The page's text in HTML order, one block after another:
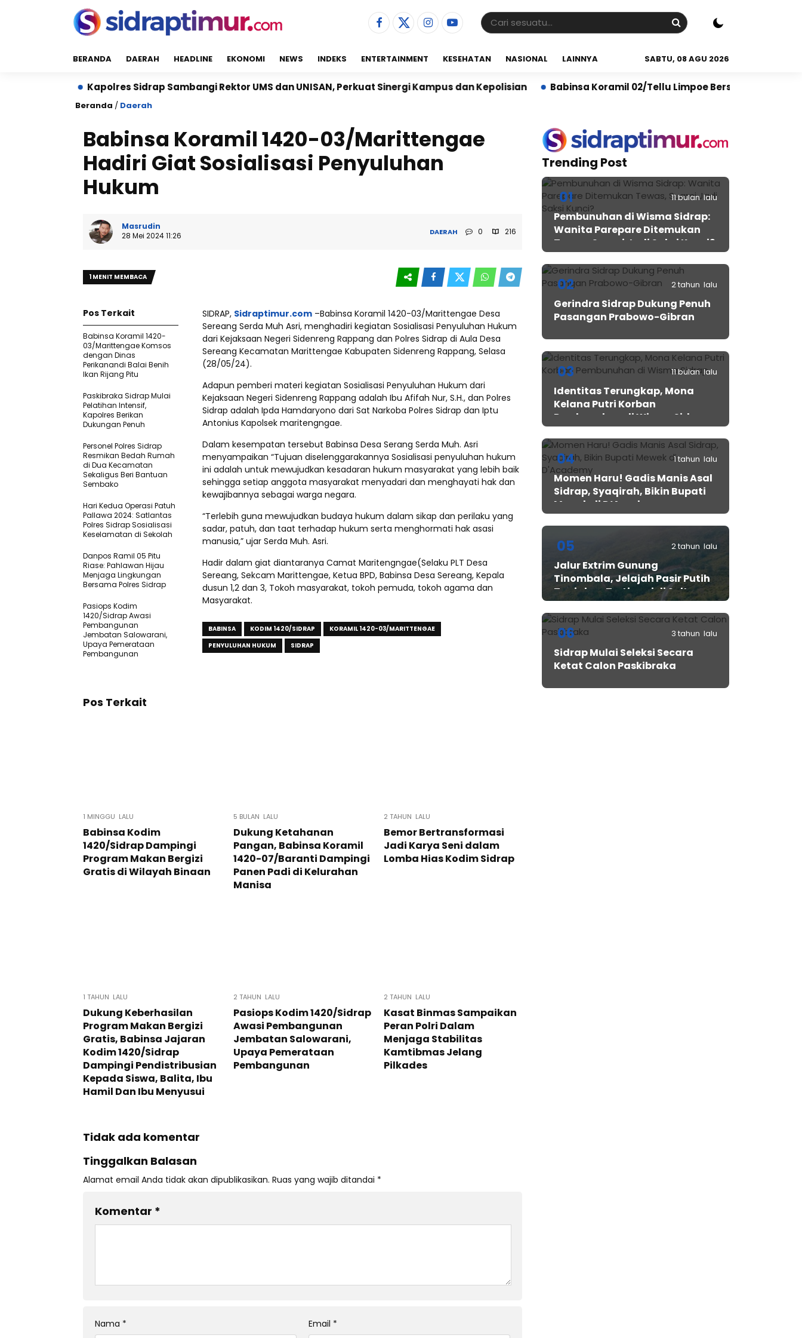
BERANDA DAERAH HEADLINE EKONOMI NEWS INDEKS ENTERTAINMENT KESEHATAN NASIONAL LAINNYA SABTU, 08 AGU 2026
Kapolres Sidrap Sambangi Rektor UMS dan UNISAN, Perkuat Sinergi Kampus dan Kepolisian Babinsa Koramil 02/Tellu Limpoe Bersama Warga Gelar
Beranda / Daerah
Babinsa Koramil 1420-03/Marittengae
Hadiri Giat Sosialisasi Penyuluhan
Hukum
Masrudin
28 Mei 2024 11:26
DAERAH 0 216
1 MENIT MEMBACA
SIDRAP, Sidraptimur.com –Babinsa Koramil 1420-03/Marittengae Desa
Sereang Serda Muh Asri, menghadiri kegiatan Sosialisasi Penyuluhan Hukum
dari Kejaksaan Negeri Sidenreng Rappang dan Polres Sidrap di Aula Desa
Sereang Kecamatan Marittengae Kabupaten Sidenreng Rappang, Selasa
(28/05/24).
Adapun pemberi materi kegiatan Sosialisasi Penyuluhan Hukum dari
Kejaksaan Negeri Sidenreng Rappang adalah Ibu Afifah Nur, S.H., dan Polres
Sidrap adalah Ipda Hamdaryono dari Sat Narkoba Polres Sidrap dan Iptu
Antonius Kapolsek maritengngae.
Dalam kesempatan tersebut Babinsa Desa Serang Serda Muh. Asri
menyampaikan “Tujuan diselenggarakannya Sosialisasi penyuluhan hukum
ini adalah untuk mewujudkan kesadaran hukum masyarakat yang lebih baik
sehingga setiap anggota masyarakat menyadari dan menghayati hak dan
kewajibannya sebagai warga negara.
“Terlebih guna mewujudkan budaya hukum dalam sikap dan perilaku yang
sadar, patuh, dan taat terhadap hukum serta menghormati hak asasi
manusia,” ujar Serda Muh. Asri.
Hadir dalam giat diantaranya Camat Maritengngae(Selaku PLT Desa
Sereang, Sekcam Marittengae, Ketua BPD, Babinsa Desa Sereang, Kepala
dusun 1,2 dan 3, Tokoh masyarakat, tokoh pemuda, tokoh agama dan
Masyarakat.
BABINSA KODIM 1420/SIDRAP
KORAMIL 1420-03/MARITTENGAE
PENYULUHAN HUKUM
SIDRAP
Pos Terkait
Babinsa Koramil 1420-
03/Marittengae Komsos
dengan Dinas
Perikanandi Balai Benih
Ikan Rijang Pitu
Paskibraka Sidrap Mulai
Pelatihan Intensif,
Kapolres Berikan
Dukungan Penuh
Personel Polres Sidrap
Resmikan Bedah Rumah
di Dua Kecamatan
Sekaligus Beri Bantuan
Sembako
Hari Kedua Operasi Patuh
Pallawa 2024: Satlantas
Polres Sidrap Sosialisasi
Keselamatan di Sekolah
Danpos Ramil 05 Pitu
Riase: Pahlawan Hijau
Menjaga Lingkungan
Bersama Polres Sidrap
Pasiops Kodim
1420/Sidrap Awasi
Pembangunan
Jembatan Salowarani,
Upaya Pemerataan
Pembangunan
Pos Terkait
1 MINGGU LALU
Babinsa Kodim
1420/Sidrap Dampingi
Program Makan Bergizi
Gratis di Wilayah Binaan
5 BULAN LALU
Dukung Ketahanan
Pangan, Babinsa Koramil
1420-07/Baranti Dampingi
Panen Padi di Kelurahan
Manisa
2 TAHUN LALU
Bemor Bertransformasi
Jadi Karya Seni dalam
Lomba Hias Kodim Sidrap
1 TAHUN LALU
Dukung Keberhasilan
Program Makan Bergizi
Gratis, Babinsa Jajaran
Kodim 1420/Sidrap
Dampingi Pendistribusian
Kepada Siswa, Balita, Ibu
Hamil Dan Ibu Menyusui
2 TAHUN LALU
Pasiops Kodim 1420/Sidrap
Awasi Pembangunan
Jembatan Salowarani,
Upaya Pemerataan
Pembangunan
2 TAHUN LALU
Kasat Binmas Sampaikan
Peran Polri Dalam
Menjaga Stabilitas
Kamtibmas Jelang
Pilkades
Tidak ada komentar
Tinggalkan Balasan
Alamat email Anda tidak akan dipublikasikan. Ruas yang wajib ditandai *
Komentar *
Nama * Email *
Trending Post
01 11 bulan lalu
Pembunuhan di Wisma Sidrap:
Wanita Parepare Ditemukan
Tewas, Suami Jadi Saksi Kunci?
02 2 tahun lalu
Gerindra Sidrap Dukung Penuh
Pasangan Prabowo-Gibran
03 11 bulan lalu
Identitas Terungkap, Mona
Kelana Putri Korban
Pembunuhan di Wisma Sidrap
04 1 tahun lalu
Momen Haru! Gadis Manis Asal
Sidrap, Syaqirah, Bikin Bupati
Mewek di D’Academy​
05 2 tahun lalu
Jalur Extrim Gunung
Tinombala, Jelajah Pasir Putih
Tanjakan Tertinggi di Sulteng
06 3 tahun lalu
Sidrap Mulai Seleksi Secara
Ketat Calon Paskibraka